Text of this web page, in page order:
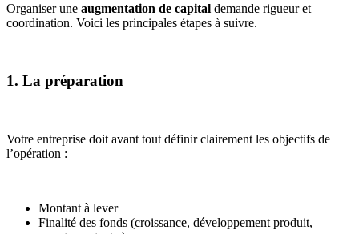
Organiser une augmentation de capital demande rigueur et
coordination. Voici les principales étapes à suivre.
1. La préparation
Votre entreprise doit avant tout définir clairement les objectifs de
l’opération :
Montant à lever
Finalité des fonds (croissance, développement produit,